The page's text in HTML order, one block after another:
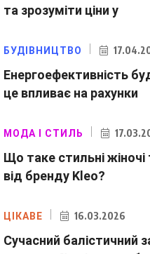
та зрозуміти ціни у
БУДІВНИЦТВО
Енергоефективність
це впливає на рахунки
МОДА І СТИЛЬ
Що таке стильні жіночі
від бренду Kleo?
ЦІКАВЕ 16.03.2026
Сучасний балістичний